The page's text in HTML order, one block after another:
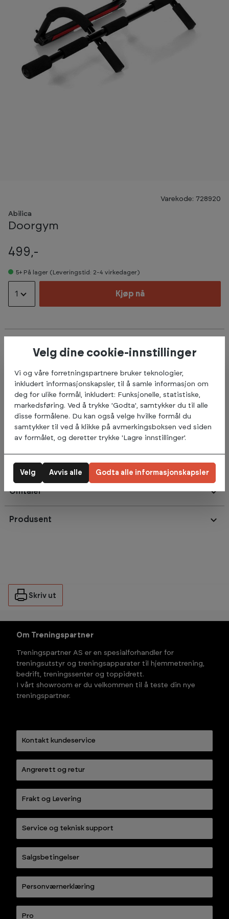
Varekode: 728920
Abilica
Doorgym
499,-
5+ På lager (Leveringstid: 2-4 virkedager)
1 Kjøp nå
Abilica Doorgym er perfekt for øvelsene chin-ups og
pull-ups. Den henges i døråpningen uten bruk av
verktøy, og kan enkelt tas ned når den ikke er i bruk.
Ulike håndtak i myk mosegummi for flere varierte grep.
Passer til døråpninger fra 73 cm til 90 cm og veggtykkelse
10-15 cm (standard lettvegg).
Omtaler
Produsent
Skriv ut
Om Treningspartner
Treningspartner AS er en spesialforhandler for
treningsutstyr og treningsapparater til hjemmetrening,
bedrift, treningssenter og toppidrett.
I vårt showroom er du velkommen til å teste din nye
treningspartner.
Kontakt kundeservice
Angrerett og retur
Frakt og Levering
Service og teknisk support
Salgsbetingelser
Personværnerklæring
Pro
Velg dine cookie-innstillinger
Vi og våre forretningspartnere bruker teknologier,
inkludert informasjonskapsler, til å samle informasjon om
deg for ulike formål, inkludert: Funksjonelle, statistiske,
markedsføring. Ved å trykke 'Godta', samtykker du til alle
disse formålene. Du kan også velge hvilke formål du
samtykker til ved å klikke på avmerkingsboksen ved siden
av formålet, og deretter trykke 'Lagre innstillinger'.
Avvis alle
Velg Godta alle informasjonskapsler